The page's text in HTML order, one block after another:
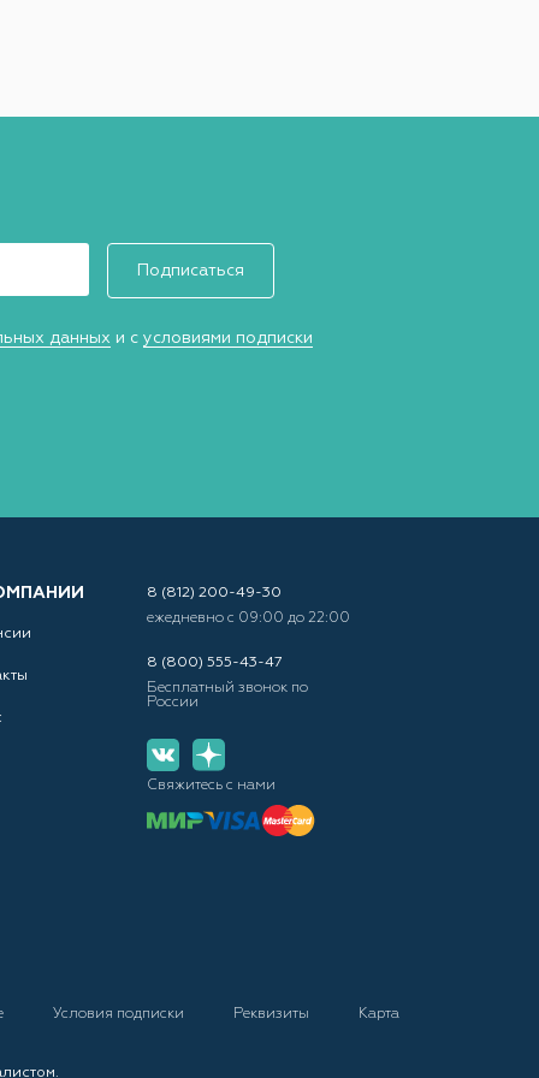
Подписаться
данных и с условиями подписки
8 (812) 200-49-30
ежедневно с 09:00 до 22:00
8 (800) 555-43-47
Бесплатный звонок по
России
Свяжитесь с нами
Условия подписки Реквизиты
Карта